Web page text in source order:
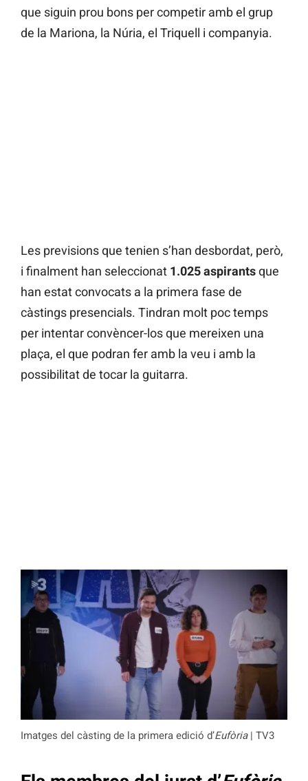
que siguin prou bons per competir amb el grup
de la Mariona, la Núria, el Triquell i companyia.
Les previsions que tenien s’han desbordat, però,
i finalment han seleccionat 1.025 aspirantsque
han estat convocats a la primera fase de
càstings presencials. Tindran molt poc temps
per intentar convèncer-los que mereixen una
plaça, el que podran fer amb la veu i amb la
possibilitat de tocar la guitarra.
Imatges del càsting de la primera edició d’Eufòria| TV3